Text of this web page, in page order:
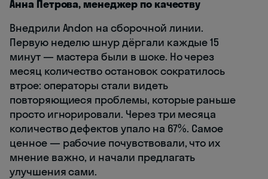
Анна Петрова, менеджер по качеству
Внедрили Andon на сборочной линии.
Первую неделю шнур дёргали каждые 15
минут — мастера были в шоке. Но через
месяц количество остановок сократилось
втрое: операторы стали видеть
повторяющиеся проблемы, которые раньше
просто игнорировали. Через три месяца
количество дефектов упало на 67%. Самое
ценное — рабочие почувствовали, что их
мнение важно, и начали предлагать
улучшения сами.